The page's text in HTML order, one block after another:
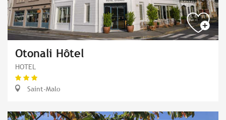
Otonali Hôtel
HOTEL
Saint-Malo